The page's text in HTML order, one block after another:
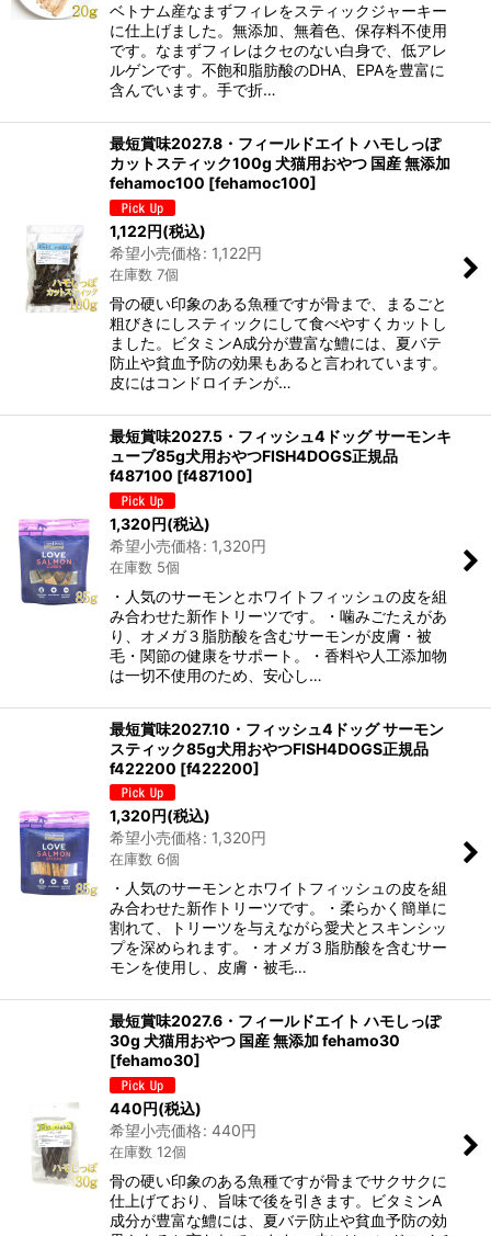
ベトナム産なまずフィレをスティックジャーキー
に仕上げました。無添加、無着色、保存料不使用
です。なまずフィレはクセのない白身で、低アレ
ルゲンです。不飽和脂肪酸のDHA、EPAを豊富に
含んでいます。手で折…
最短賞味2027.8・フィールドエイト ハモしっぽ
カットスティック100g 犬猫用おやつ 国産 無添加
fehamoc100 [fehamoc100]
1,122円(税込)
希望小売価格: 1,122円
在庫数 7個
骨の硬い印象のある魚種ですが骨まで、まるごと
粗びきにしスティックにして食べやすくカットし
ました。ビタミンA成分が豊富な鱧には、夏バテ
防止や貧血予防の効果もあると言われています。
皮にはコンドロイチンが…
最短賞味2027.5・フィッシュ4ドッグ サーモンキ
ューブ85g犬用おやつFISH4DOGS正規品
f487100 [f487100]
1,320円(税込)
希望小売価格: 1,320円
在庫数 5個
・人気のサーモンとホワイトフィッシュの皮を組
み合わせた新作トリーツです。・噛みごたえがあ
り、オメガ３脂肪酸を含むサーモンが皮膚・被
毛・関節の健康をサポート。・香料や人工添加物
は一切不使用のため、安心し…
最短賞味2027.10・フィッシュ4ドッグ サーモン
スティック85g犬用おやつFISH4DOGS正規品
f422200 [f422200]
1,320円(税込)
希望小売価格: 1,320円
在庫数 6個
・人気のサーモンとホワイトフィッシュの皮を組
み合わせた新作トリーツです。・柔らかく簡単に
割れて、トリーツを与えながら愛犬とスキンシッ
プを深められます。・オメガ３脂肪酸を含むサー
モンを使用し、皮膚・被毛…
最短賞味2027.6・フィールドエイト ハモしっぽ
30g 犬猫用おやつ 国産 無添加 fehamo30
[fehamo30]
440円(税込)
希望小売価格: 440円
在庫数 12個
骨の硬い印象のある魚種ですが骨までサクサクに
仕上げており、旨味で後を引きます。ビタミンA
成分が豊富な鱧には、夏バテ防止や貧血予防の効